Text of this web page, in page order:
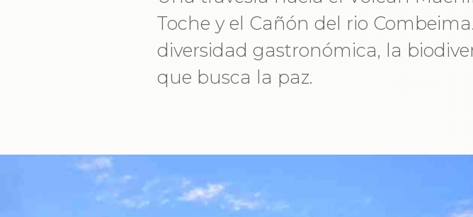
Toche y el Cañón del rio
diversidad gastronómica, la
que busca la paz.